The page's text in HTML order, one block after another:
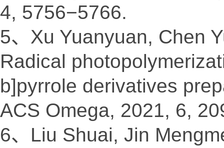
4, 5756−5766.
5、Xu Yuanyuan, Chen
Radical
b]pyrrole derivatives
ACS Omega, 2021, 6,
6、Liu Shuai, Jin